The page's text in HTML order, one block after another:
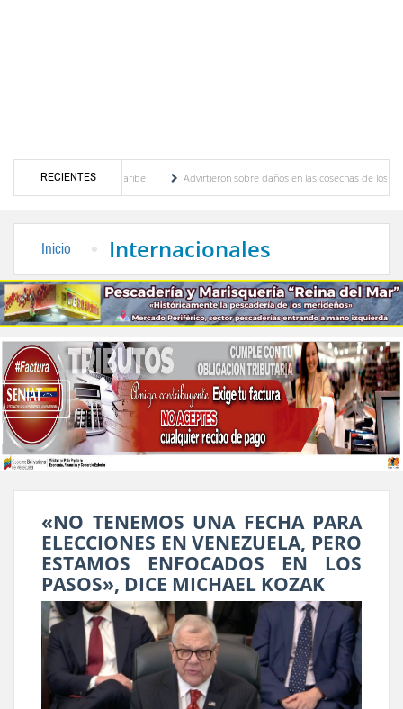
RECIENTES
y del Caribe
Advirtieron sobre daños en las cosechas de los Andes ante
Inicio Internacionales
«NO TENEMOS UNA FECHA PARA
ELECCIONES EN VENEZUELA, PERO
ESTAMOS ENFOCADOS EN LOS
PASOS», DICE MICHAEL KOZAK